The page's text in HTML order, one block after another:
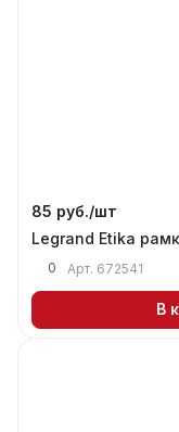
85 руб./шт
Legrand Etika
0 Арт. 672541
В